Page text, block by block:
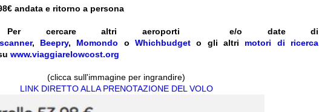
andata e ritorno a persona
Per cercare altri aeroporti e/o date di
, Beepry, Momondo oWhichbudget o gli altri motori di ricerca
www.viaggiarelowcost.org
(clicca sull'immagine per ingrandire)
LINK DIRETTO ALLA PRENOTAZIONE DEL VOLO